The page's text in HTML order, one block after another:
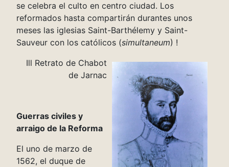
se celebra el culto en centro ciudad. Los
reformados hasta compartirán durantes unos
meses las iglesias Saint-Barthélemy y Saint-
Sauveur con los católicos (simultaneum) !
Ill Retrato de Chabot
de Jarnac
Guerras civiles y
arraigo de la Reforma
El uno de marzo de
1562, el duque de